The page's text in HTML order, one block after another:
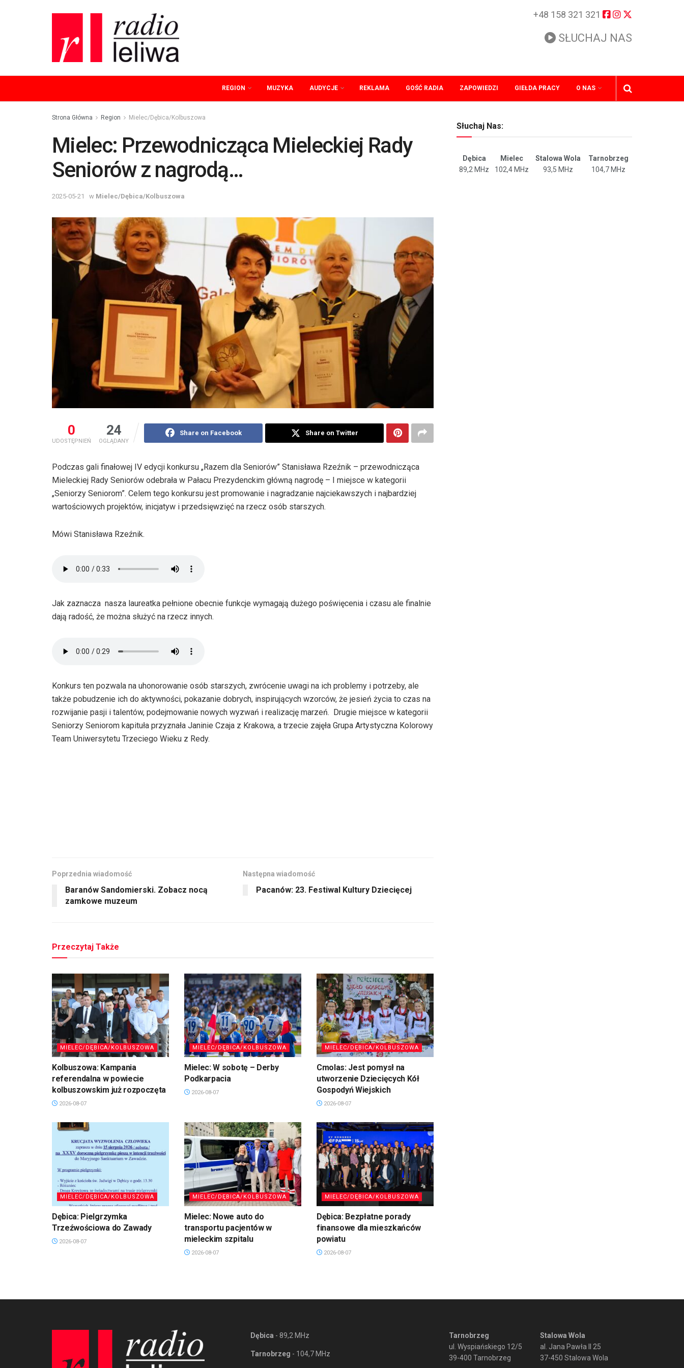
+48 158 321 321
SŁUCHAJ NAS
REGION MUZYKA AUDYCJE REKLAMA GOŚĆ RADIA ZAPOWIEDZI GIEŁDA PRACY O NAS
Strona Główna Region Mielec/Dębica/Kolbuszowa
Mielec: Przewodnicząca Mieleckiej Rady
Seniorów z nagrodą…
2025-05-21 w Mielec/Dębica/Kolbuszowa
0
UDOSTĘPNIEŃ
24
OGLĄDANY
Share on Facebook Share on Twitter
Podczas gali finałowej IV edycji konkursu „Razem dla Seniorów” Stanisława Rzeźnik – przewodnicząca
Mieleckiej Rady Seniorów odebrała w Pałacu Prezydenckim główną nagrodę – I miejsce w kategorii
„Seniorzy Seniorom”. Celem tego konkursu jest promowanie i nagradzanie najciekawszych i najbardziej
wartościowych projektów, inicjatyw i przedsięwzięć na rzecz osób starszych.
Mówi Stanisława Rzeźnik.
Jak zaznacza nasza laureatka pełnione obecnie funkcje wymagają dużego poświęcenia i czasu ale finalnie
dają radość, że można służyć na rzecz innych.
Konkurs ten pozwala na uhonorowanie osób starszych, zwrócenie uwagi na ich problemy i potrzeby, ale
także pobudzenie ich do aktywności, pokazanie dobrych, inspirujących wzorców, że jesień życia to czas na
rozwijanie pasji i talentów, podejmowanie nowych wyzwań i realizację marzeń. Drugie miejsce w kategorii
Seniorzy Seniorom kapituła przyznała Janinie Czaja z Krakowa, a trzecie zajęła Grupa Artystyczna Kolorowy
Team Uniwersytetu Trzeciego Wieku z Redy.
Poprzednia wiadomość
Baranów Sandomierski. Zobacz nocą
zamkowe muzeum
Następna wiadomość
Pacanów: 23. Festiwal Kultury Dziecięcej
Przeczytaj Także
MIELEC/DĘBICA/KOLBUSZOWA
Kolbuszowa: Kampania
referendalna w powiecie
kolbuszowskim już rozpoczęta
2026-08-07
MIELEC/DĘBICA/KOLBUSZOWA
Mielec: W sobotę – Derby
Podkarpacia
2026-08-07
MIELEC/DĘBICA/KOLBUSZOWA
Cmolas: Jest pomysł na
utworzenie Dziecięcych Kół
Gospodyń Wiejskich
2026-08-07
MIELEC/DĘBICA/KOLBUSZOWA
Dębica: Pielgrzymka
Trzeźwościowa do Zawady
2026-08-07
MIELEC/DĘBICA/KOLBUSZOWA
Mielec: Nowe auto do
transportu pacjentów w
mieleckim szpitalu
2026-08-07
MIELEC/DĘBICA/KOLBUSZOWA
Dębica: Bezpłatne porady
finansowe dla mieszkańców
powiatu
2026-08-07
Słuchaj Nas:
Dębica Mielec Stalowa Wola
Tarnobrzeg
89,2 MHz
102,4 MHz 93,5 MHz 104,7 MHz
Dębica - 89,2 MHz
Tarnobrzeg - 104,7 MHz
Tarnobrzeg
ul. Wyspiańskiego 12/5
39-400 Tarnobrzeg
Stalowa Wola
al. Jana Pawła II 25
37-450 Stalowa Wola